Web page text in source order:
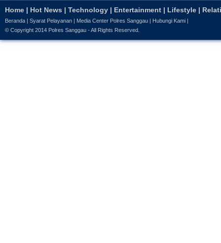
Home | Hot News | Technology | Entertainment | Lifestyle |
Beranda Syarat Pelayanan Media Center Polres Sanggau Hubungi Kami
© Copyright 2014 Polres Sanggau - All Rights Reserved.